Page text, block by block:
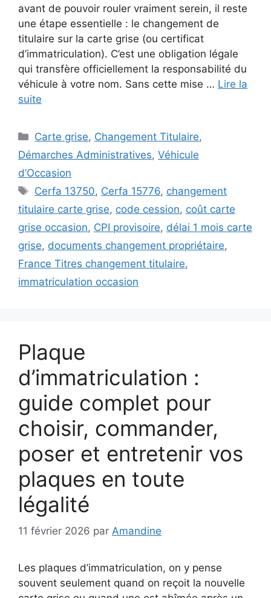
avant de pouvoir rouler vraiment serein, il reste
une étape essentielle : le changement de
titulaire sur la carte grise (ou certificat
d’immatriculation). C’est une obligation légale
qui transfère officiellement la responsabilité du
véhicule à votre nom. Sans cette mise … Lire la
suite
Catégories
Carte grise, Changement Titulaire,
Démarches Administratives, Véhicule
d’Occasion
Étiquettes
Cerfa 13750, Cerfa 15776, changement
titulaire carte grise, code cession, coût carte
grise occasion, CPI provisoire, délai 1 mois carte
grise, documents changement propriétaire,
France Titres changement titulaire,
immatriculation occasion
Plaque
d’immatriculation :
guide complet pour
choisir, commander,
poser et entretenir vos
plaques en toute
légalité
11 février 2026 par Amandine
Les plaques d’immatriculation, on y pense
souvent seulement quand on reçoit la nouvelle